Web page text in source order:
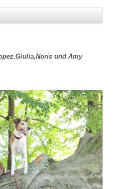
und Amy